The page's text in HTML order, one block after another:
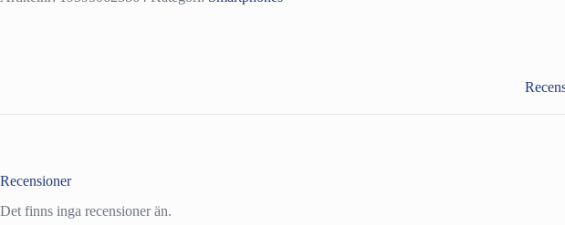
Recensioner
Det finns inga recensioner än.